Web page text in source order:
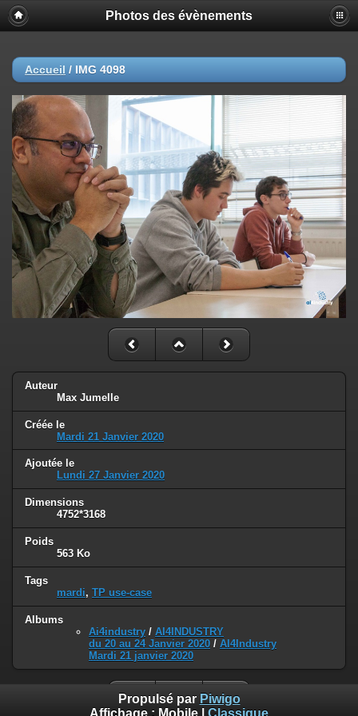
Photos des évènements
Accueil / IMG 4098
Auteur
Max Jumelle
Créée le
Mardi 21 Janvier 2020
Ajoutée le
Lundi 27 Janvier 2020
Dimensions
4752*3168
Poids
563 Ko
Tags
mardi, TP use-case
Albums
Ai4industry / AI4INDUSTRY
du 20 au 24 Janvier 2020 / AI4Industry
Mardi 21 janvier 2020
Propulsé par Piwigo